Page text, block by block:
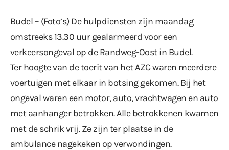
Budel – (Foto’s) De hulpdiensten zijn maandag
omstreeks 13.30 uur gealarmeerd voor een
verkeersongeval op de Randweg-Oost in Budel.
Ter hoogte van de toerit van het AZC waren meerdere
voertuigen met elkaar in botsing gekomen. Bij het
ongeval waren een motor, auto, vrachtwagen en auto
met aanhanger betrokken. Alle betrokkenen kwamen
met de schrik vrij. Ze zijn ter plaatse in de
ambulance nagekeken op verwondingen.